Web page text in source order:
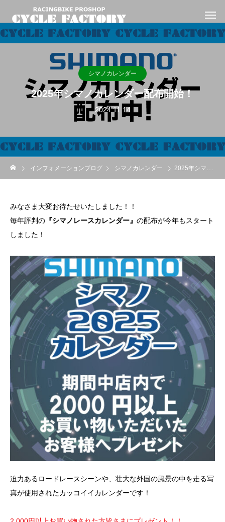
シマノカレンダー
2025年シマノカレンダー配布開始！
2024.11.14
インフォメーションブログ シマノカレンダー 2025年シマノカレンダー配布開始！
みなさま大変お待たせいたしました！！
毎年評判の 『シマノレースカレンダー』 の配布が今年もスタート
しました！
迫力あるロードレースシーンや、壮大な外国の風景の中を走る写
真が使用されたカッコイイカレンダーです！